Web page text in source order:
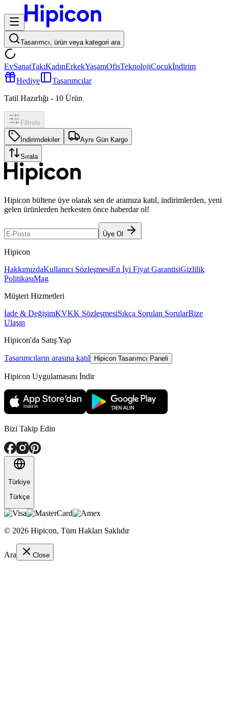
Tasarımcı, ürün veya kategori ara
EvSanatTakıKadınErkekYaşamOfisTeknolojiÇocukİndirim
Hediye
Tasarımcılar
Tatil Hazırlığı - 10 Ürün
Filtrele
İndirimdekiler Aynı Gün Kargo
Sırala
Hipicon bültene üye olarak sen de aramıza katıl, indirimlerden, yeni
gelen ürünlerden herkesten önce haberdar ol!
Üye Ol
Hipicon
HakkımızdaKullanıcı SözleşmesiEn İyi Fiyat GarantisiGizlilik
PolitikasıMag
Müşteri Hizmetleri
İade & DeğişimKVKK SözleşmesiSıkça Sorulan SorularBize
Ulaşın
Hipicon'da Satış Yap
Tasarımcıların arasına katıl Hipicon Tasarımcı Paneli
Hipicon Uygulamasını İndir
Bizi Takip Edin
Türkiye
Türkçe
© 2026 Hipicon, Tüm Hakları Saklıdır
Ara Close